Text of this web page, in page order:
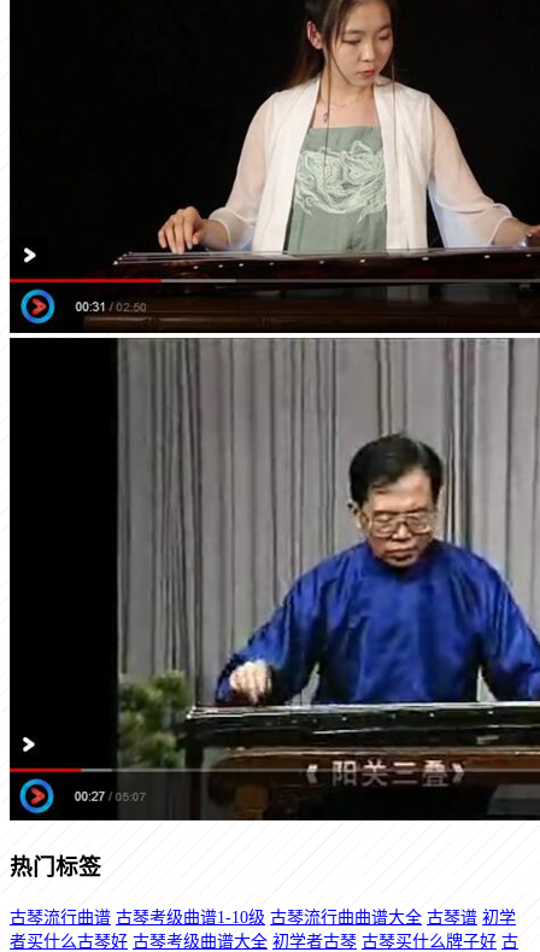
热门标签
古琴流行曲谱 古琴考级曲谱1-10级 古琴流行曲曲谱大全 古琴谱 初学
者买什么古琴好 古琴考级曲谱大全 初学者古琴 古琴买什么牌子好 古